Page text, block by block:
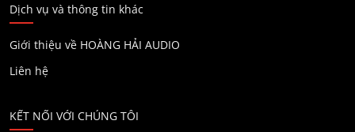
Dịch vụ và thông tin khác
Giới thiệu về HOÀNG HẢI AUDIO
Liên hệ
KẾT NỐI VỚI CHÚNG TÔI